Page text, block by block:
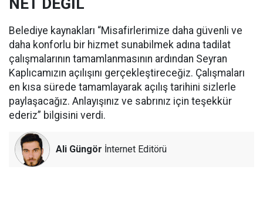
NET DEĞİL
Belediye kaynakları “Misafirlerimize daha güvenli ve
daha konforlu bir hizmet sunabilmek adına tadilat
çalışmalarının tamamlanmasının ardından Seyran
Kaplıcamızın açılışını gerçekleştireceğiz. Çalışmaları
en kısa sürede tamamlayarak açılış tarihini sizlerle
paylaşacağız. Anlayışınız ve sabrınız için teşekkür
ederiz” bilgisini verdi.
Ali Güngör İnternet Editörü